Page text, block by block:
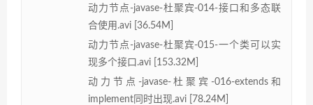
动力节点-javase-杜聚宾-014-接口和多态联
合使用.avi [36.54M]
动力节点-javase-杜聚宾-015-一个类可以实
现多个接口.avi [153.32M]
动力节点-javase-杜聚宾-016-extends和
implement同时出现.avi [78.24M]